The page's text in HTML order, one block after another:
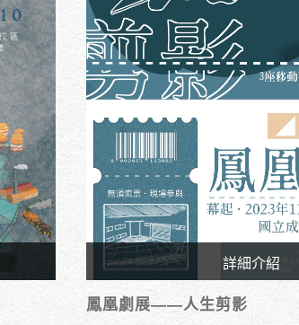
廳
詳細介紹
時間：2023年11月30日（四）
地點：國立成功大學鳳凰樹劇場
鳳凰劇展——人生剪影